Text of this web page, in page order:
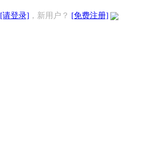
[请登录] ，新用户？ [免费注册]